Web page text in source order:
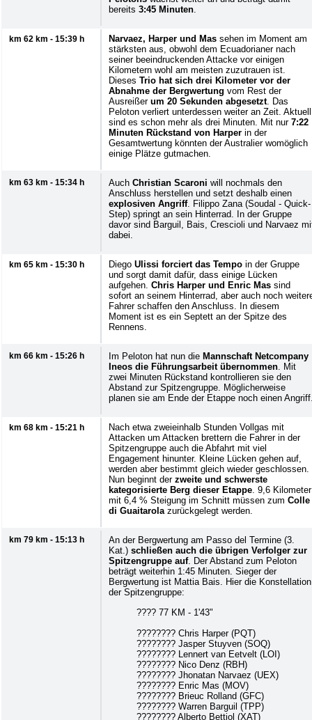
bereits 3:45 Minuten.
km 62 km - 15:39 h Narvaez, Harper und Mas sehen im Moment am
stärksten aus, obwohl dem Ecuadorianer nach
seiner beeindruckenden Attacke vor einigen
Kilometern wohl am meisten zuzutrauen ist.
Dieses Trio hat sich drei Kilometer vor der
Abnahme der Bergwertung vom Rest der
Ausreißer um 20 Sekunden abgesetzt. Das
Peloton verliert unterdessen weiter an Zeit. Aktuell
sind es schon mehr als drei Minuten. Mit nur 7:22
Minuten Rückstand von Harper in der
Gesamtwertung könnten der Australier womöglich
einige Plätze gutmachen.
km 63 km - 15:34 h Auch Christian Scaroni will nochmals den
Anschluss herstellen und setzt deshalb einen
explosiven Angriff. Filippo Zana (Soudal - Quick-
Step) springt an sein Hinterrad. In der Gruppe
davor sind Barguil, Bais, Crescioli und Narvaez
dabei.
km 65 km - 15:30 h Diego Ulissi forciert das Tempo in der Gruppe
und sorgt damit dafür, dass einige Lücken
aufgehen. Chris Harper und Enric Mas sind
sofort an seinem Hinterrad, aber auch noch
Fahrer schaffen den Anschluss. In diesem
Moment ist es ein Septett an der Spitze des
Rennens.
km 66 km - 15:26 h Im Peloton hat nun die Mannschaft Netcompany
Ineos die Führungsarbeit übernommen. Mit
zwei Minuten Rückstand kontrollieren sie den
Abstand zur Spitzengruppe. Möglicherweise
planen sie am Ende der Etappe noch einen
km 68 km - 15:21 h
Nach etwa zweieinhalb Stunden Vollgas mit
Attacken um Attacken brettern die Fahrer in der
Spitzengruppe auch die Abfahrt mit viel
Engagement hinunter. Kleine Lücken gehen auf,
werden aber bestimmt gleich wieder geschlossen.
Nun beginnt der zweite und schwerste
kategorisierte Berg dieser Etappe. 9,6 Kilometer
mit 6,4 % Steigung im Schnitt müssen zum Colle
di Guaitarolazurückgelegt werden.
km 79 km - 15:13 h
An der Bergwertung am Passo del Termine (3.
Kat.) schließen auch die übrigen Verfolger zur
Spitzengruppe auf. Der Abstand zum Peloton
beträgt weiterhin 1:45 Minuten. Sieger der
Bergwertung ist Mattia Bais. Hier die Konstellation
der Spitzengruppe:
???? 77 KM - 1'43"
???????? Chris Harper (PQT)
???????? Jasper Stuyven (SOQ)
???????? Lennert van Eetvelt (LOI)
???????? Nico Denz (RBH)
???????? Jhonatan Narvaez (UEX)
???????? Enric Mas (MOV)
???????? Brieuc Rolland (GFC)
???????? Warren Barguil (TPP)
???????? Alberto Bettiol (XAT)